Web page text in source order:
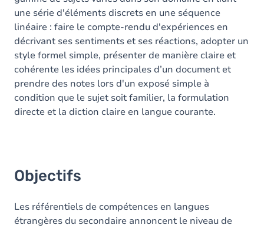
une série d'éléments discrets en une séquence
linéaire : faire le compte-rendu d'expériences en
décrivant ses sentiments et ses réactions, adopter un
style formel simple, présenter de manière claire et
cohérente les idées principales d’un document et
prendre des notes lors d'un exposé simple à
condition que le sujet soit familier, la formulation
directe et la diction claire en langue courante.
Objectifs
Les référentiels de compétences en langues
étrangères du secondaire annoncent le niveau de